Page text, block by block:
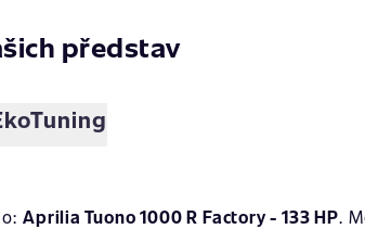
představ
Aprilia Tuono 1000 R Factory - 133 HP.